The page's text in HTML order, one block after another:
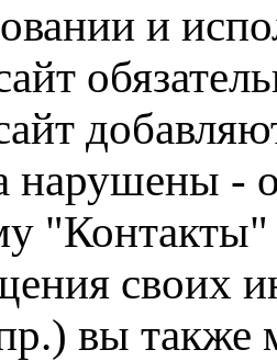
и
нарушены -
"Контакты"
своих
вы также